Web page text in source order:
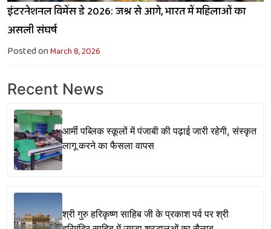
इंटरनेशनल विमेंस डे 2026: जश्न से आगे, भारत में महिलाओं का
असली संघर्ष
Posted onMarch 8, 2026
Recent News
आर्मी पब्लिक स्कूलों में पंजाबी की पढ़ाई जारी रहेगी, संस्कृत
लागू करने का फैसला वापस
श्री गुरु हरिकृष्ण साहिब जी के प्रकाश पर्व पर श्री